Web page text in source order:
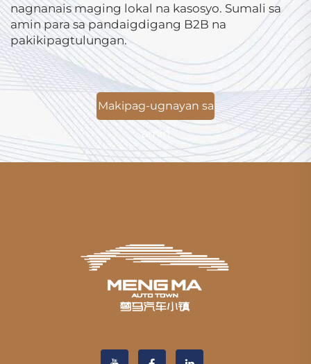
nagnanais maging lokal na kasosyo. Sumali sa
amin para sa pandaigdigang B2B na
pakikipagtulungan.
Makipag-ugnayan sa
amin